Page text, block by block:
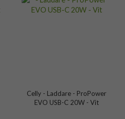
Celly - Laddare - ProPower
EVO USB-C 20W - Vit